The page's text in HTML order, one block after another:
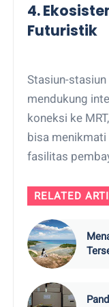
4.
Futuristik
Stasiun-
mendukung
koneksi ke
bisa menikmati
fasilitas
RELATED